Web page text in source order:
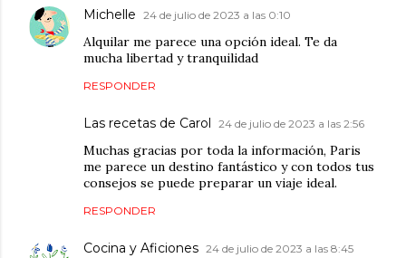
Michelle 24 de julio de 2023 a las 0:10
Alquilar me parece una opción ideal. Te da
mucha libertad y tranquilidad
RESPONDER
Las recetas de Carol 24 de julio de 2023 a las 2:56
Muchas gracias por toda la información, Paris
me parece un destino fantástico y con todos tus
consejos se puede preparar un viaje ideal.
RESPONDER
Cocina y Aficiones 24 de julio de 2023 a las 8:45